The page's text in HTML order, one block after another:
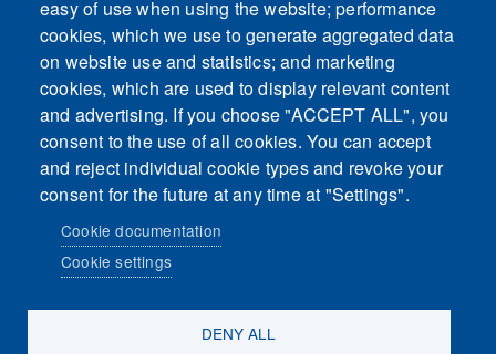
ACCEPT ALL COOKIES
Only accept Embeds cookies
Sosiaalinen media
easy of use when using the website; performance
cookies, which we use to generate aggregated data
on website use and statistics; and marketing
cookies, which are used to display relevant content
and advertising. If you choose "ACCEPT ALL", you
consent to the use of all cookies. You can accept
and reject individual cookie types and revoke your
consent for the future at any time at "Settings".
Cookie documentation
Cookie settings
DENY ALL